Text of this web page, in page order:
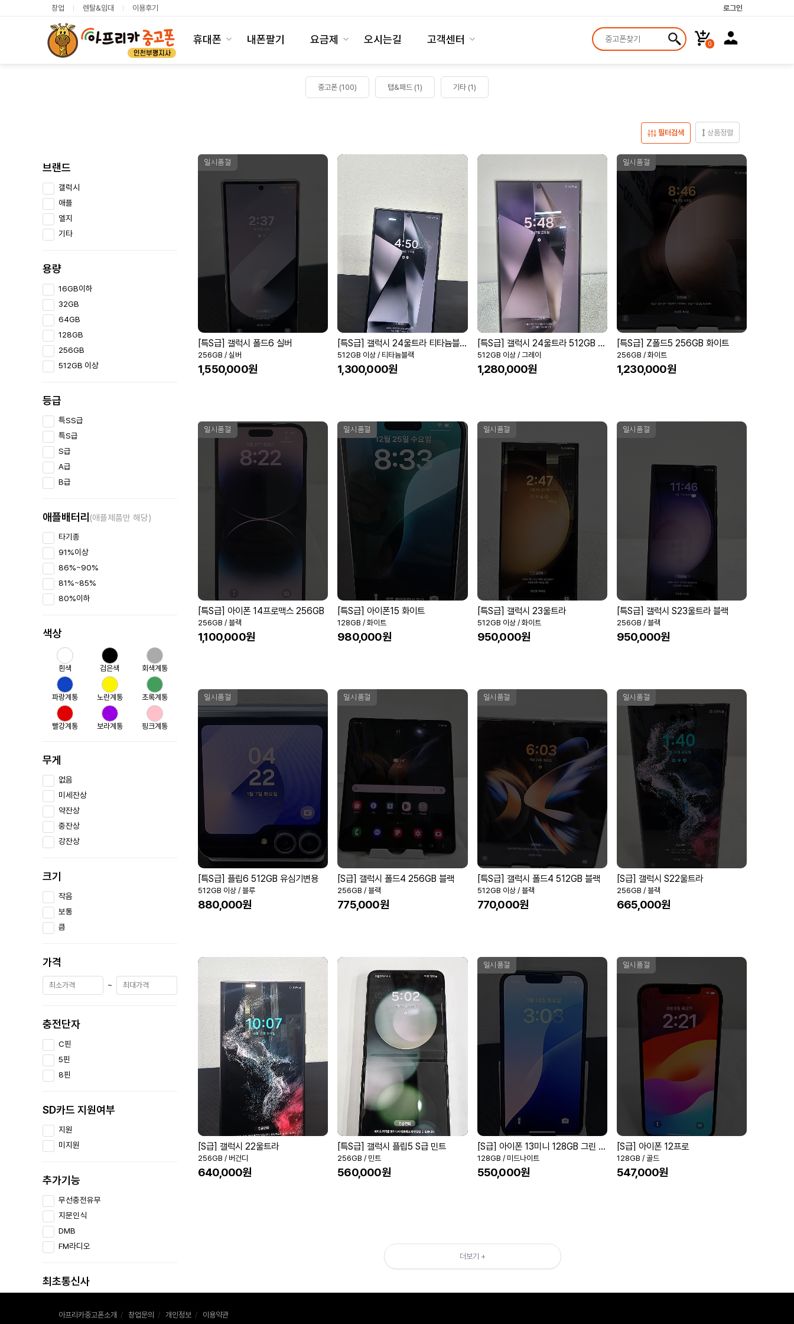
창업 렌탈&임대 이용후기 로그인
0
휴대폰 내폰팔기 요금제 오시는길 고객센터
중고폰 (100) 탭&패드 (1) 기타 (1)
필터검색 상품정렬
브랜드
갤럭시
애플
엘지
기타
용량
16GB이하
32GB
64GB
128GB
256GB
512GB 이상
등급
특SS급
특S급
S급
A급
B급
애플배터리(애플제품만 해당)
타기종
91%이상
86%~90%
81%~85%
80%이하
색상
흰색 검은색 회색계통
파랑계통 노란계통 초록계통
빨강계통 보라계통 핑크계통
무게
없음
미세잔상
약잔상
중잔상
강잔상
크기
작음
보통
큼
가격
~
충전단자
C핀
5핀
8핀
SD카드 지원여부
지원
미지원
추가기능
무선충전유무
지문인식
DMB
FM라디오
최초통신사
KT
일시품절
[특S급] 갤럭시 폴드6 실버
256GB / 실버
1,550,000원
[특S급] 갤럭시 24울트라 티타늄블랙 512GB
512GB 이상 / 티타늄블랙
1,300,000원
[특S급] 갤럭시 24울트라 512GB 티타늄그레이
512GB 이상 / 그레이
1,280,000원
일시품절
[특S급] Z폴드5 256GB 화이트
256GB / 화이트
1,230,000원
일시품절
[특S급] 아이폰 14프로맥스 256GB
256GB / 블랙
1,100,000원
일시품절
[특S급] 아이폰15 화이트
128GB / 화이트
980,000원
일시품절
[특S급] 갤럭시 23울트라
512GB 이상 / 화이트
950,000원
일시품절
[특S급] 갤럭시 S23울트라 블랙
256GB / 블랙
950,000원
일시품절
[특S급] 플립6 512GB 유심기변용
512GB 이상 / 블루
880,000원
일시품절
[S급] 갤럭시 폴드4 256GB 블랙
256GB / 블랙
775,000원
일시품절
[특S급] 갤럭시 폴드4 512GB 블랙
512GB 이상 / 블랙
770,000원
일시품절
[S급] 갤럭시 S22울트라
256GB / 블랙
665,000원
[S급] 갤럭시 22울트라
256GB / 버건디
640,000원
[특S급] 갤럭시 플립5 S급 민트
256GB / 민트
560,000원
일시품절
[S급] 아이폰 13미니 128GB 그린 99%
128GB / 미드나이트
550,000원
일시품절
[S급] 아이폰 12프로
128GB / 골드
547,000원
더보기 +
아프리카중고폰소개 / 창업문의 / 개인정보 / 이용약관